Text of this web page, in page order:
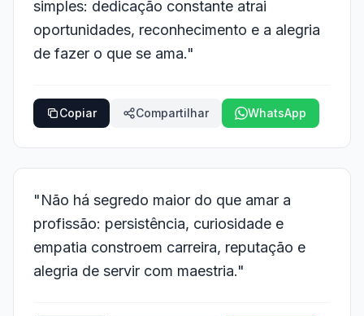
simples: dedicação constante atrai
oportunidades, reconhecimento e a alegria
de fazer o que se ama."
Copiar Compartilhar WhatsApp
"Não há segredo maior do que amar a
profissão: persistência, curiosidade e
empatia constroem carreira, reputação e
alegria de servir com maestria."